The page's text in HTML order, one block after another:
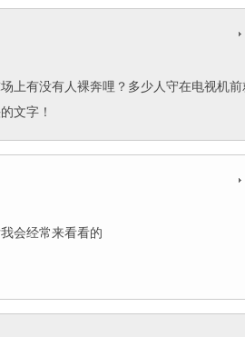
上有没有人裸奔哩？多少人守在电视机
文字！
会经常来看看的